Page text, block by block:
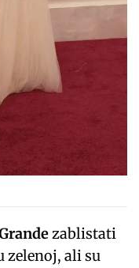
zablistati
zelenoj, ali su